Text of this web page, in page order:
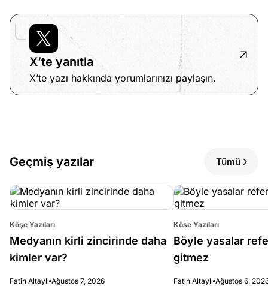
X’te yanıtla
X’te yazı hakkında yorumlarınızı paylaşın.
Geçmiş yazılar Tümü
Köşe Yazıları
Medyanın kirli zincirinde daha
kimler var?
Fatih Altaylı Ağustos 7, 2026
Köşe Yazıları
Böyle yasalar
gitmez
Fatih Altaylı Ağustos 6,